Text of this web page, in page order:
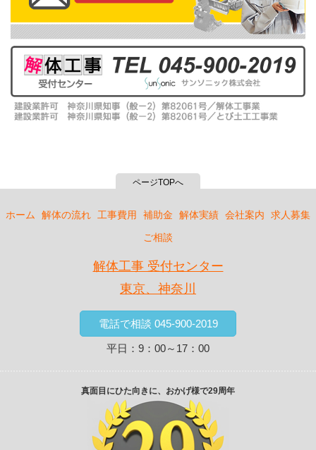
難易度★★★★☆
住宅解体：木造瓦葺2階建（モルタル塗、ヌノ基礎）
／東京都北区
難易度：★★★★★
住宅解体：木造スレート葺２階建（モルタル塗り）
＋ＲＣ造地下車庫＋改良土埋め戻し／神奈川県横浜
市保土ヶ谷区
難易度：★★★☆☆
住宅解体：軽量鉄骨造瓦葺２階建（パネル貼り、ヌ
店舗解体：鉄骨造折板葺き平屋建て（コンクリート
成形板貼り、ベタ基礎）／埼玉県新座市
住宅解体：プレハブ造金属板葺２階建（パネル貼
り、独立したヌノ基礎）／神奈川県座間市
住宅解体：木造瓦葺２階建（トタン貼り、ヌノ基
礎） ×２棟 ＋ RC製浄化槽 ＋ 残土鋤取り土工事／神
奈川県横浜市青葉区
難易度：★★★☆☆
住宅解体：木造瓦葺２階建（パネル貼り、ベタ基
礎）／神奈川県川崎市
基礎）／神奈川県横浜市西区
難易度：★★☆☆☆
住宅解体：木造スレート葺２階建（モルタル塗り、
ヌノ基礎）／神奈川県鎌倉市
ページTOPへ
ホーム 解体の流れ 工事費用 補助金 解体実績 会社案内
求人募集
ご相談
解体工事 受付センター
東京、神奈川
電話で相談 045-900-2019
平日：9：00～17：00
真面目にひた向きに、おかげ様で29周年